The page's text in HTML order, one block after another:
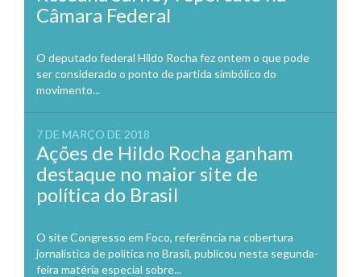
Câmara Federal
O deputado federal Hildo Rocha fez ontem o que pode
ser considerado o ponto de partida simbólico do
movimento...
7 DE MARÇO DE 2018
Ações de Hildo Rocha ganham
destaque no maior site de
política do Brasil
O site Congresso em Foco, referência na cobertura
jornalística de política no Brasil, publicou nesta segunda-
feira matéria especial sobre...